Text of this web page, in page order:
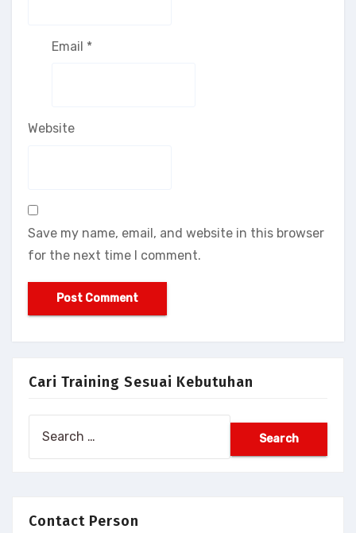
Email *
Website
Save my name, email, and website in this browser
for the next time I comment.
Cari Training Sesuai Kebutuhan
Contact Person